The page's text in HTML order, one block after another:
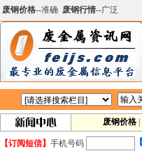
废钢价格--准确 废钢行情--广泛
废钢价格
【订阅短信】 手机号码